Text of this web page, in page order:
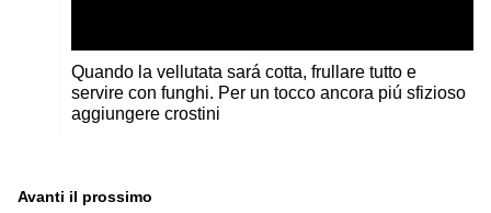
Quando la vellutata sará cotta, frullare tutto e
servire con funghi. Per un tocco ancora piú sfizioso
aggiungere crostini
Avanti il ​​prossimo